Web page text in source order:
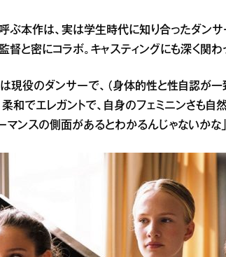
ぶ本作は、実は学生時代に知り合ったダンサ
と密にコラボ。キャスティングにも深く関わ
は現役のダンサーで、（身体的性と性自認が
和でエレガントで、自身のフェミニンさも自
マンスの側面があるとわかるんじゃないかな」